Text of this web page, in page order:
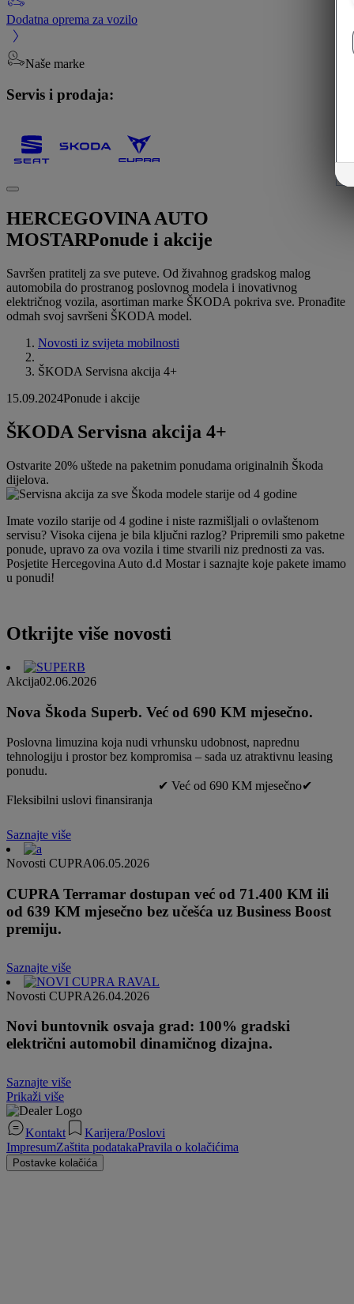
Dodatna oprema za vozilo
Naše marke
Servis i prodaja:
HERCEGOVINA AUTO
MOSTARPonude i akcije
Savršen pratitelj za sve puteve. Od živahnog gradskog malog
automobila do prostranog poslovnog modela i inovativnog
električnog vozila, asortiman marke ŠKODA pokriva sve. Pronađite
odmah svoj savršeni ŠKODA model.
Novosti iz svijeta mobilnosti
ŠKODA Servisna akcija 4+
15.09.2024Ponude i akcije
ŠKODA Servisna akcija 4+
Ostvarite 20% uštede na paketnim ponudama originalnih Škoda
dijelova.
Imate vozilo starije od 4 godine i niste razmišljali o ovlaštenom
servisu? Visoka cijena je bila ključni razlog? Pripremili smo paketne
ponude, upravo za ova vozila i time stvarili niz prednosti za vas.
Posjetite Hercegovina Auto d.d Mostar i saznajte koje pakete imamo
u ponudi!
Otkrijte više novosti
Akcija02.06.2026
Nova Škoda Superb. Već od 690 KM mjesečno.
Poslovna limuzina koja nudi vrhunsku udobnost, naprednu
tehnologiju i prostor bez kompromisa – sada uz atraktivnu leasing
ponudu.
✔ Već od 690 KM mjesečno✔
Fleksibilni uslovi finansiranja
Saznajte više
Novosti CUPRA06.05.2026
CUPRA Terramar dostupan već od 71.400 KM ili
od 639 KM mjesečno bez učešća uz Business Boost
premiju.
Saznajte više
Novosti CUPRA26.04.2026
Novi buntovnik osvaja grad: 100% gradski
električni automobil dinamičnog dizajna.
Saznajte više
Prikaži više
Kontakt
Karijera/Poslovi
ImpresumZaštita podatakaPravila o kolačićima
Postavke kolačića